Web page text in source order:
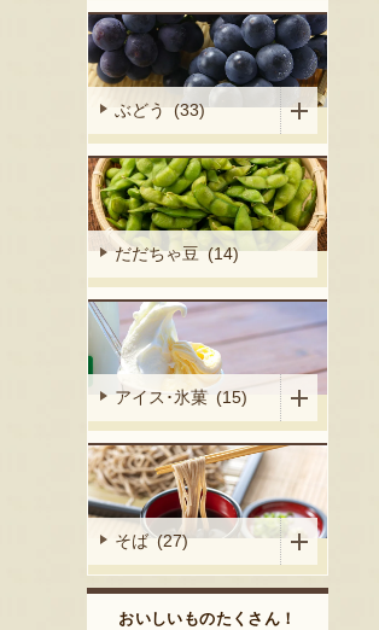
ぶどう (33)
だだちゃ豆 (14)
アイス･氷菓 (15)
そば (27)
おいしいものたくさん！